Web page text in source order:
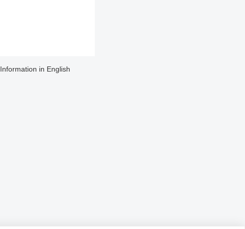
Information in English